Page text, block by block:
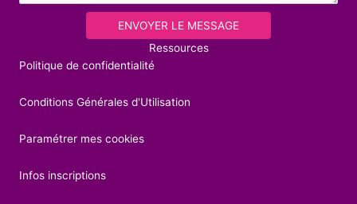
ENVOYER LE MESSAGE
Ressources
Politique de confidentialité
Conditions Générales d'Utilisation
Paramétrer mes cookies
Infos inscriptions